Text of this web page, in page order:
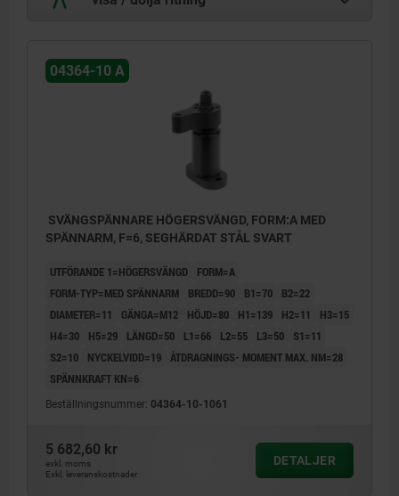
1) Svängrörelse
04364-10 A
SVÄNGSPÄNNARE HÖGERSVÄNGD, FORM:A MED
SPÄNNARM, F=6, SEGHÄRDAT STÅL SVART
UTFÖRANDE 1=HÖGERSVÄNGD
FORM=A
FORM-TYP=MED SPÄNNARM
BREDD=90 B1=70
B2=22
DIAMETER=11
GÄNGA=M12 HÖJD=80 H1=139 H2=11
H3=15
H4=30
H5=29 LÄNGD=50 L1=66 L2=55 L3=50
S1=11
S2=10
NYCKELVIDD=19 ÅTDRAGNINGS- MOMENT MAX. NM=28
SPÄNNKRAFT KN=6
Beställningsnummer: 04364-10-1061
5 682,60 kr
exkl. moms
Exkl. leveranskostnader
DETALJER